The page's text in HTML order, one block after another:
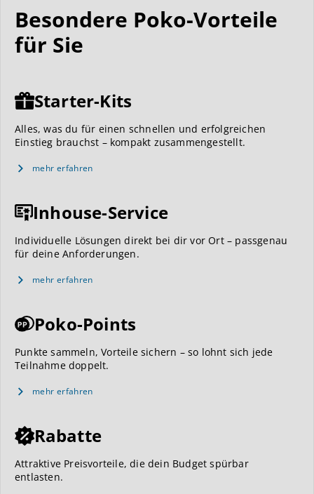
Besondere Poko-Vorteile
für Sie
Starter-Kits
Alles, was du für einen schnellen und erfolgreichen
Einstieg brauchst – kompakt zusammengestellt.
mehr erfahren
Inhouse-Service
Individuelle Lösungen direkt bei dir vor Ort – passgenau
für deine Anforderungen.
mehr erfahren
Poko-Points
Punkte sammeln, Vorteile sichern – so lohnt sich jede
Teilnahme doppelt.
mehr erfahren
Rabatte
Attraktive Preisvorteile, die dein Budget spürbar
entlasten.